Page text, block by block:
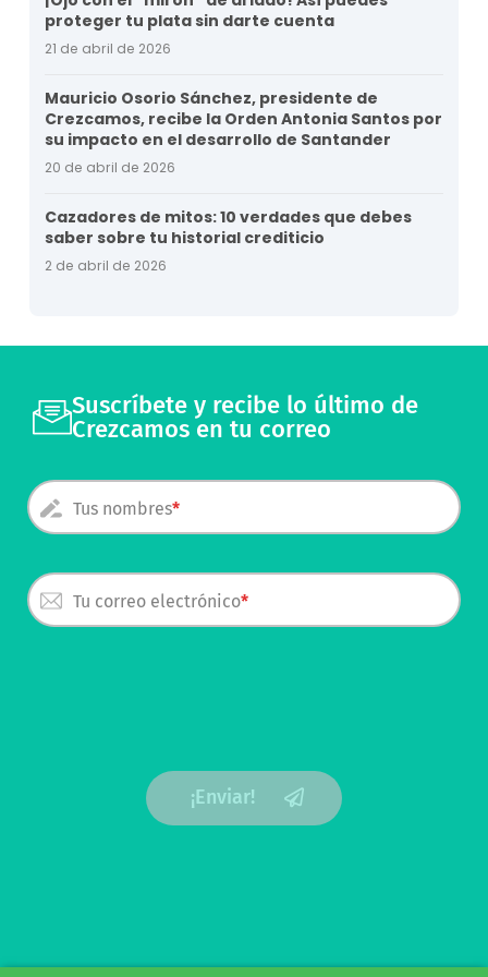
proteger tu plata sin darte cuenta
21 de abril de 2026
Mauricio Osorio Sánchez, presidente de
Crezcamos, recibe la Orden Antonia Santos por
su impacto en el desarrollo de Santander
20 de abril de 2026
Cazadores de mitos: 10 verdades que debes
saber sobre tu historial crediticio
2 de abril de 2026
Suscríbete y recibe lo último de
Crezcamos en tu correo
Tus nombres
Tu correo electrónico
¡Enviar!